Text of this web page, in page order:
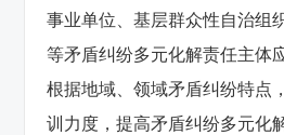
事业单位、基层群众性自治组
等矛盾纠纷多元化解责任主体
根据地域、领域矛盾纠纷特点
训力度，提高矛盾纠纷多元化